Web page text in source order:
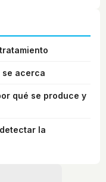
se acerca
qué se produce y
la